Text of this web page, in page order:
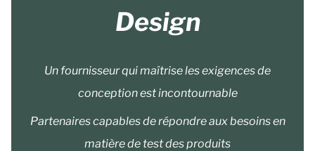
Design
Un fournisseur qui maîtrise les exigences de
conception est incontournable
Partenaires capables de répondre aux besoins en
matière de test des produits